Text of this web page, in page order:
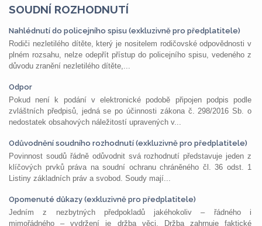
SOUDNÍ ROZHODNUTÍ
Nahlédnutí do policejního spisu (exkluzivně pro předplatitele)
Rodiči nezletilého dítěte, který je nositelem rodičovské odpovědnosti v
plném rozsahu, nelze odepřít přístup do policejního spisu, vedeného z
důvodu zranění nezletilého dítěte,...
Odpor
Pokud není k podání v elektronické podobě připojen podpis podle
zvláštních předpisů, jedná se po účinnosti zákona č. 298/2016 Sb. o
nedostatek obsahových náležitostí upravených v...
Odůvodnění soudního rozhodnutí (exkluzivně pro předplatitele)
Povinnost soudů řádně odůvodnit svá rozhodnutí představuje jeden z
klíčových prvků práva na soudní ochranu chráněného čl. 36 odst. 1
Listiny základních práv a svobod. Soudy mají...
Opomenuté důkazy (exkluzivně pro předplatitele)
Jedním z nezbytných předpokladů jakéhokoliv – řádného i
mimořádného – vydržení je držba věci. Držba zahrnuje faktické